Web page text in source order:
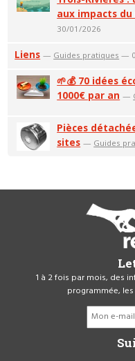
aux impacts
30/01/2026
Liens — Guides pratiques —
🌱💰 70 idées
1000€ par an —
Pièces
sites — Guides
1 à 2 fois par mois, des
programmée,